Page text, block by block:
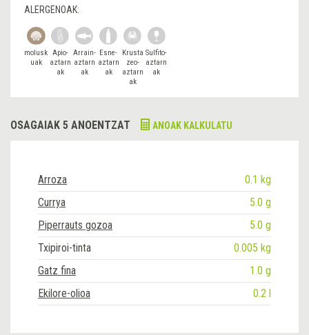
ALERGENOAK:
molusk
uak
Apio-
aztarn
ak
Arrain-
aztarn
ak
Esne-
aztarn
ak
Krusta
zeo-
aztarn
ak
Sulfito-
aztarn
ak
OSAGAIAK 5 ANOENTZAT ANOAK KALKULATU
Arroza
0.1 kg
Currya
5.0 g
Piperrauts gozoa
5.0 g
Txipiroi-tinta
0.005 kg
Gatz fina
1.0 g
Ekilore-olioa
0.2 l